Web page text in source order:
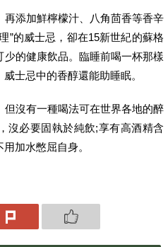
添加鮮檸檬汁、八角茴香等香辛
”的威士忌，卻在15新世紀的蘇格
的健康飲品。臨睡前喝一杯那樣
士忌中的香醇還能助睡眠。
沒有一種喝法可在世界各地的醉
沒必要固執於純飲;享有高酒精含
加水憋屈自身。